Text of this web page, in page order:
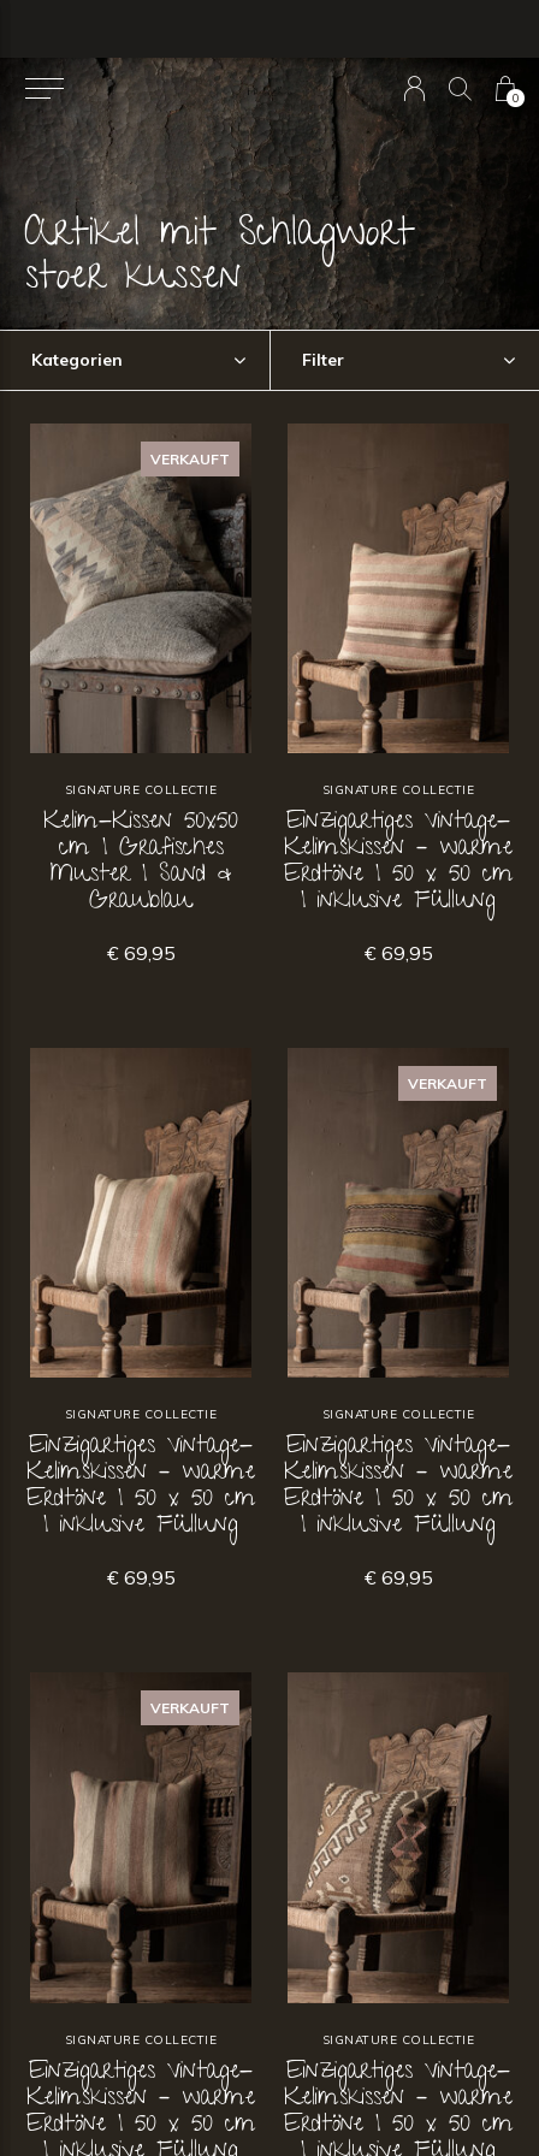
0
Artikel mit Schlagwort
stoer kussen
Kategorien Filter
VERKAUFT
SIGNATURE COLLECTIE
Kelim-Kissen 50x50
cm | Grafisches
Muster | Sand &
Graublau
€ 69,95
SIGNATURE COLLECTIE
Einzigartiges Vintage-
Kelimskissen – warme
Erdtöne | 50 x 50 cm
| inklusive Füllung
€ 69,95
SIGNATURE COLLECTIE
Einzigartiges Vintage-
Kelimskissen – warme
Erdtöne | 50 x 50 cm
| inklusive Füllung
€ 69,95
VERKAUFT
SIGNATURE COLLECTIE
Einzigartiges Vintage-
Kelimskissen – warme
Erdtöne | 50 x 50 cm
| inklusive Füllung
€ 69,95
VERKAUFT
SIGNATURE COLLECTIE
Einzigartiges Vintage-
Kelimskissen – warme
Erdtöne | 50 x 50 cm
SIGNATURE COLLECTIE
Einzigartiges Vintage-
Kelimskissen – warme
Erdtöne | 50 x 50 cm